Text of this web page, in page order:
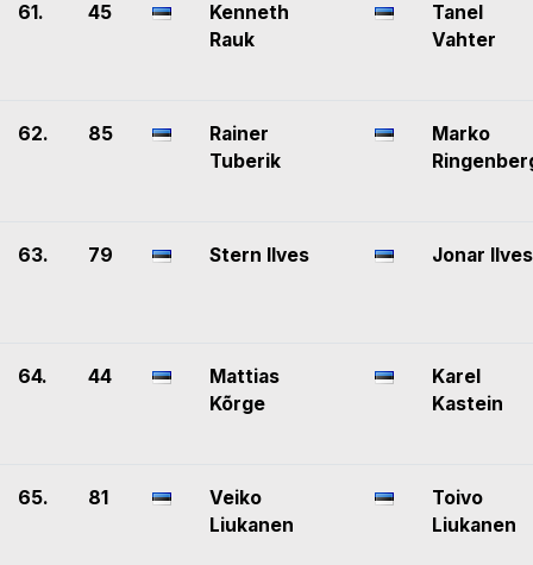
61. 45
Kenneth
Rauk
Tanel
Vahter
62. 85
Rainer
Tuberik
Marko
63. 79 Stern Ilves Jonar Ilves
64. 44
Mattias
Kõrge
Karel
Kastein
65. 81
Veiko
Liukanen
Toivo
Liukanen